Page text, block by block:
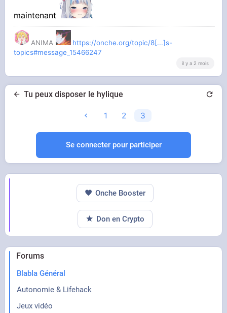
maintenant
ANIMA
https://onche.org/topic/8[...]s-
topics#message_15466247
il y a 2 mois
Tu peux disposer le hylique
1 2 3
Se connecter pour participer
Forums
Blabla Général
Autonomie & Lifehack
Jeux vidéo
Onche Booster
Don en Crypto